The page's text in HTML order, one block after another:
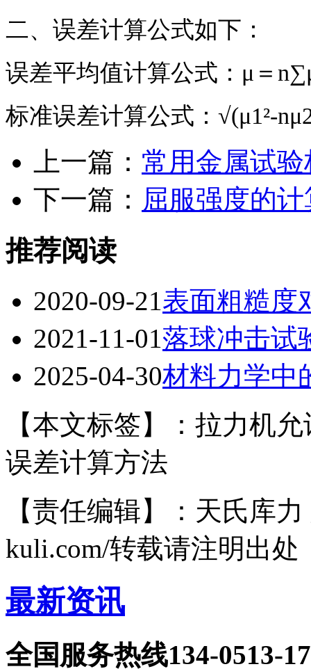
二、误差计算公式如下：
误差平均值计算公式：μ＝
标准误差计算公式：√(μ1²-
上一篇： 常用金属试验
下一篇： 屈服强度的
推荐阅读
2020-09-21表面粗糙度
2021-11-01落球冲击试
2025-04-30材料力学中
【本文标签】：拉力机
误差计算方法
【责任编辑】：天氏库
kuli.com/转载请注明出处
最新资讯
全国服务热线134-0513-